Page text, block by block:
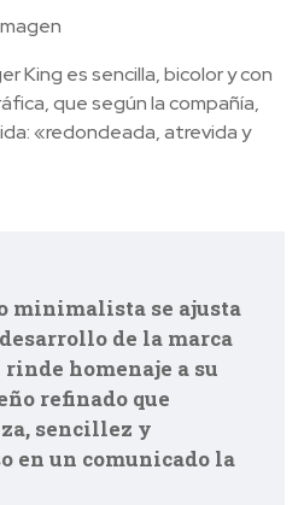
King es sencilla, bicolor y con
que según la compañía,
«redondeada, atrevida y
minimalista se ajusta
de la marca
homenaje a su
refinado que
sencillez y
en un comunicado la